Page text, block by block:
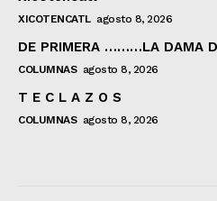
XICOTENCATL agosto 8, 2026
DE PRIMERA ………LA DAMA
COLUMNAS agosto 8, 2026
T E C L A Z O S
COLUMNAS agosto 8, 2026